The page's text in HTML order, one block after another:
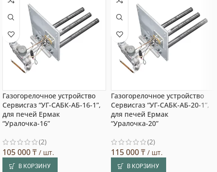
Газогорелочное устройство
Сервисгаз “УГ-САБК-АБ-16-1”,
для печей Ермак
“Уралочка-16”
(2)
105 000₸ / шт.
В КОРЗИНУ
Газогорелочное устройство
Сервисгаз “УГ-САБК-АБ-20-1”,
для печей Ермак
“Уралочка-20”
(2)
115 000₸ / шт.
В КОРЗИНУ